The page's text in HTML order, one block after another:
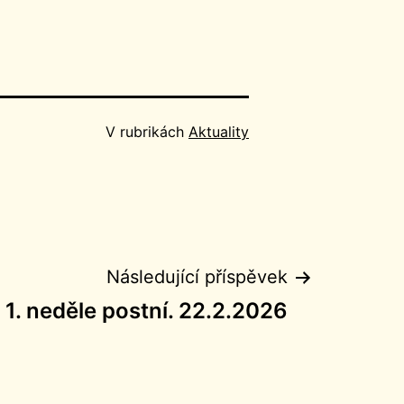
V rubrikách Aktuality
Následující příspěvek
1. neděle postní. 22.2.2026